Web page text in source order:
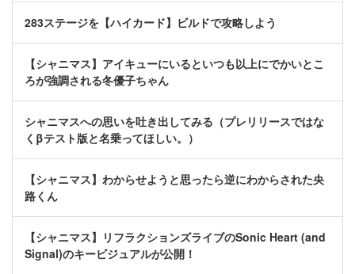
283ステージを【ハイカード】ビルドで攻略しよう
【シャニマス】アイキューにいるといつも以上にでかいとこ
ろが強調される冬優子ちゃん
シャニマスへの思いを吐き出してみる（プレリリースではな
くβテスト版と名乗ってほしい。）
【シャニマス】わからせようと思ったら逆にわからされた央
路くん
【シャニマス】リフラクションズライブのSonic Heart (and
Signal)のキービジュアルが公開！